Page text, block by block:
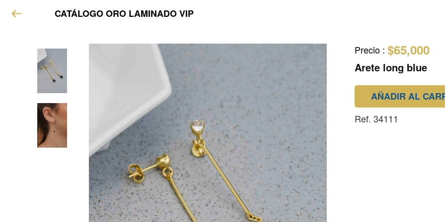
CATÁLOGO ORO LAMINADO VIP
Precio : $65,000
Arete long blue
AÑADIR AL
Ref. 34111